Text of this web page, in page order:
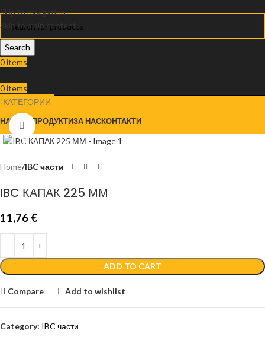
Skip to navigation
Skip to main content
Search
0items
0items
КАТЕГОРИИ
НАЧАЛО ПРОДУКТИЗА НАСКОНТАКТИ
Click to enlarge
Home IBC части
IBC КАПАК 225 ММ
11,76 €
ADD TO CART
Compare Add to wishlist
Category: IBC части